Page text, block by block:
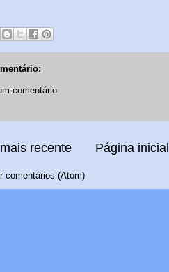
comentário
recente Página inicial
comentários (Atom)